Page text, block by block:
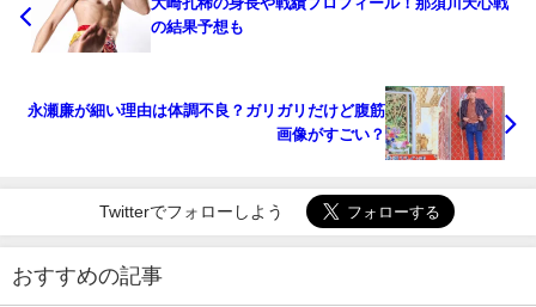
の結果予想も
永瀬廉が細い理由は体調不良？ガリガリだけど腹筋
画像がすごい？
Twitterでフォローしよう
おすすめの記事